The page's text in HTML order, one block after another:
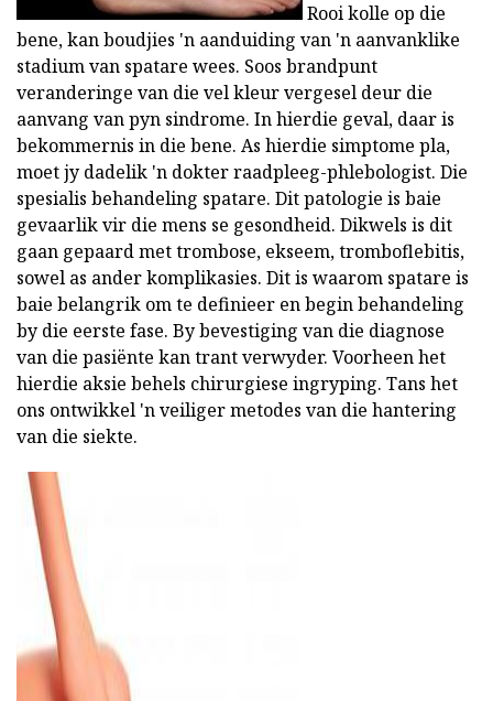
Rooi kolle op die
bene, kan boudjies 'n aanduiding van 'n aanvanklike
stadium van spatare wees. Soos brandpunt
veranderinge van die vel kleur vergesel deur die
aanvang van pyn sindrome. In hierdie geval, daar is
bekommernis in die bene. As hierdie simptome pla,
moet jy dadelik 'n dokter raadpleeg-phlebologist. Die
spesialis behandeling spatare. Dit patologie is baie
gevaarlik vir die mens se gesondheid. Dikwels is dit
gaan gepaard met trombose, ekseem, tromboflebitis,
sowel as ander komplikasies. Dit is waarom spatare is
baie belangrik om te definieer en begin behandeling
by die eerste fase. By bevestiging van die diagnose
van die pasiënte kan trant verwyder. Voorheen het
hierdie aksie behels chirurgiese ingryping. Tans het
ons ontwikkel 'n veiliger metodes van die hantering
van die siekte.